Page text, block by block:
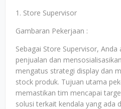
1. Store Supervisor
Gambaran Pekerjaan :
Sebagai Store Supervisor,
penjualan dan
mengatus strategi display dan
stock produk. Tujuan utama
memastikan tim mencapai
solusi terkait kendala yang ada